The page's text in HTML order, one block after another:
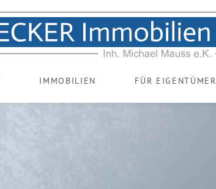
IMMOBILIEN FÜR EIGENTÜMER